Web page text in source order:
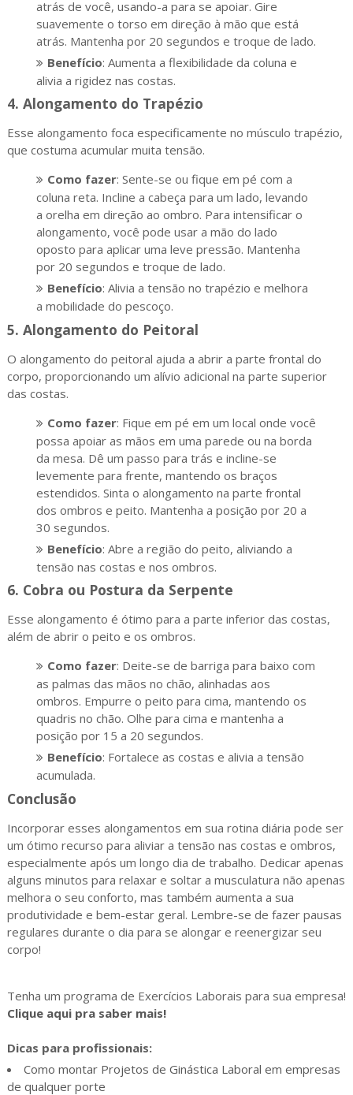
atrás de você, usando-a para se apoiar. Gire
suavemente o torso em direção à mão que está
atrás. Mantenha por 20 segundos e troque de lado.
Benefício: Aumenta a flexibilidade da coluna e
alivia a rigidez nas costas.
4. Alongamento do Trapézio
Esse alongamento foca especificamente no músculo trapézio,
que costuma acumular muita tensão.
Como fazer: Sente-se ou fique em pé com a
coluna reta. Incline a cabeça para um lado, levando
a orelha em direção ao ombro. Para intensificar o
alongamento, você pode usar a mão do lado
oposto para aplicar uma leve pressão. Mantenha
por 20 segundos e troque de lado.
Benefício: Alivia a tensão no trapézio e melhora
a mobilidade do pescoço.
5. Alongamento do Peitoral
O alongamento do peitoral ajuda a abrir a parte frontal do
corpo, proporcionando um alívio adicional na parte superior
das costas.
Como fazer: Fique em pé em um local onde você
possa apoiar as mãos em uma parede ou na borda
da mesa. Dê um passo para trás e incline-se
levemente para frente, mantendo os braços
estendidos. Sinta o alongamento na parte frontal
dos ombros e peito. Mantenha a posição por 20 a
30 segundos.
Benefício: Abre a região do peito, aliviando a
tensão nas costas e nos ombros.
6. Cobra ou Postura da Serpente
Esse alongamento é ótimo para a parte inferior das costas,
além de abrir o peito e os ombros.
Como fazer: Deite-se de barriga para baixo com
as palmas das mãos no chão, alinhadas aos
ombros. Empurre o peito para cima, mantendo os
quadris no chão. Olhe para cima e mantenha a
posição por 15 a 20 segundos.
Benefício: Fortalece as costas e alivia a tensão
acumulada.
Conclusão
Incorporar esses alongamentos em sua rotina diária pode ser
um ótimo recurso para aliviar a tensão nas costas e ombros,
especialmente após um longo dia de trabalho. Dedicar apenas
alguns minutos para relaxar e soltar a musculatura não apenas
melhora o seu conforto, mas também aumenta a sua
produtividade e bem-estar geral. Lembre-se de fazer pausas
regulares durante o dia para se alongar e reenergizar seu
corpo!
Tenha um programa de Exercícios Laborais para sua empresa!
Clique aqui pra saber mais!
Dicas para profissionais:
Como montar Projetos de Ginástica Laboral em empresas
de qualquer porte